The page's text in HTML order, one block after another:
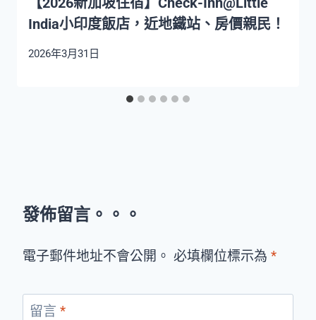
India小印度飯店，近地鐵站、房價親民！
2026年3月31日
發佈留言。。。
電子郵件地址不會公開。 必填欄位標示為 *
留言 *